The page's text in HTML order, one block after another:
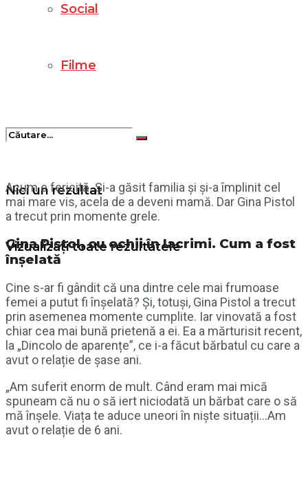
Social
Filme
Nici un rezultat
Vizualizați toate rezultatele
Acum e fericită. Și-a găsit familia și și-a împlinit cel
mai mare vis, acela de a deveni mamă. Dar Gina Pistol
a trecut prin momente grele.
Gina Pistol, cu ochii în lacrimi. Cum a fost
înșelată
Cine s-ar fi gândit că una dintre cele mai frumoase
femei a putut fi înșelată? Și, totuși, Gina Pistol a trecut
prin asemenea momente cumplite. Iar vinovată a fost
chiar cea mai bună prietenă a ei. Ea a mărturisit recent,
la „Dincolo de aparențe”, ce i-a făcut bărbatul cu care a
avut o relație de șase ani.
„Am suferit enorm de mult. Când eram mai mică
spuneam că nu o să iert niciodată un bărbat care o să
mă înșele. Viața te aduce uneori în niște situații…Am
avut o relație de 6 ani.